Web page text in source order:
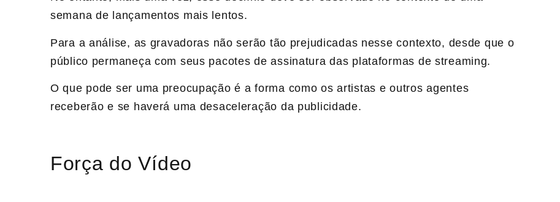
semana de lançamentos mais lentos.
Para a análise, as gravadoras não serão tão prejudicadas nesse contexto, desde que o
público permaneça com seus pacotes de assinatura das plataformas de streaming.
O que pode ser uma preocupação é a forma como os artistas e outros agentes
receberão e se haverá uma desaceleração da publicidade.
Força do Vídeo